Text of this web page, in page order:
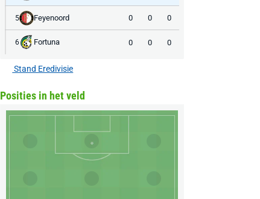
5 Feyenoord 0 0 0
6 Fortuna 0 0 0
Stand Eredivisie
Posities in het veld